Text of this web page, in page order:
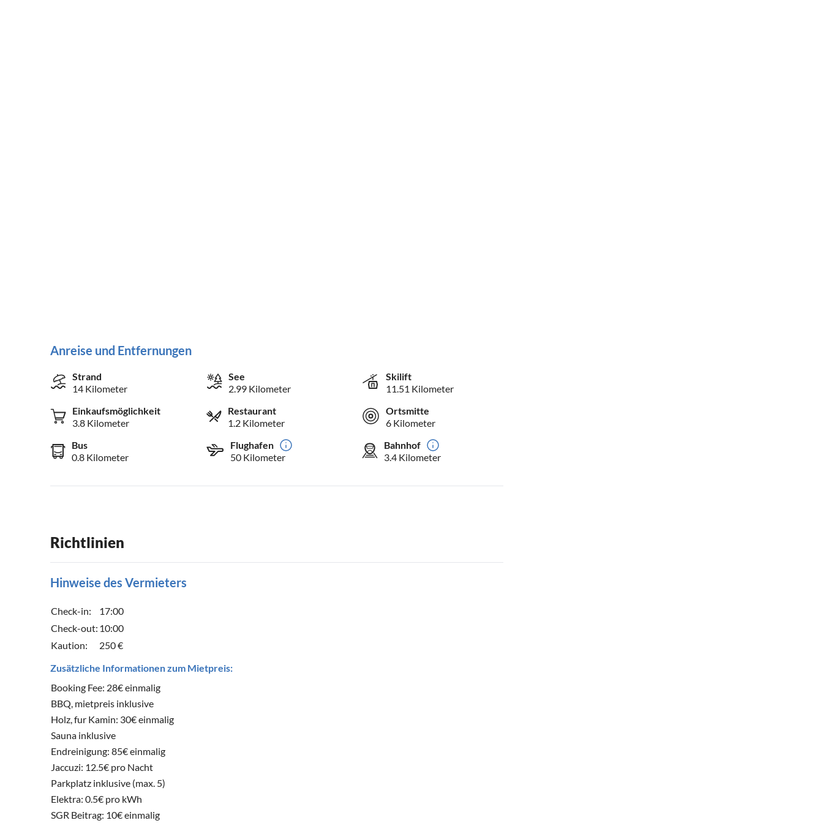
Anreise und Entfernungen
Strand
14 Kilometer
See
2.99 Kilometer
Skilift
11.51 Kilometer
Einkaufsmöglichkeit
3.8 Kilometer
Restaurant
1.2 Kilometer
Ortsmitte
6 Kilometer
Bus
0.8 Kilometer
Flughafen
50 Kilometer
Bahnhof
3.4 Kilometer
Richtlinien
Hinweise des Vermieters
Check-in:
17:00
Check-out: 10:00
Kaution:
250 €
Zusätzliche Informationen zum Mietpreis:
Booking Fee: 28€ einmalig
BBQ, mietpreis inklusive
Holz, fur Kamin: 30€ einmalig
Sauna inklusive
Endreinigung: 85€ einmalig
Jaccuzi: 12.5€ pro Nacht
Parkplatz inklusive (max. 5)
Elektra: 0.5€ pro kWh
SGR Beitrag: 10€ einmalig